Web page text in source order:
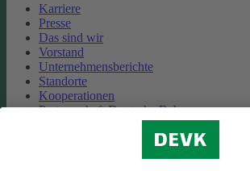
Karriere
Presse
Das sind wir
Vorstand
Unternehmensberichte
Standorte
Kooperationen
Partnerschaft Deutsche Bahn